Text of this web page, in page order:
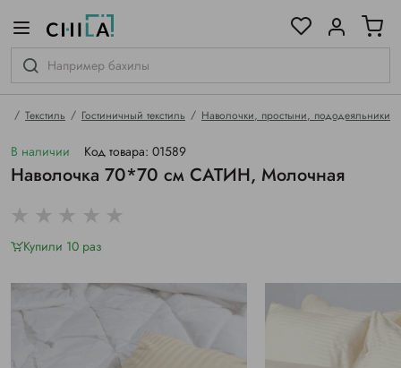
Текстиль Гостиничный текстиль Наволочки, простыни, пододеяльники
В наличии Код товара: 01589
Наволочка 70*70 см САТИН, Молочная
Купили 10 раз
гамме